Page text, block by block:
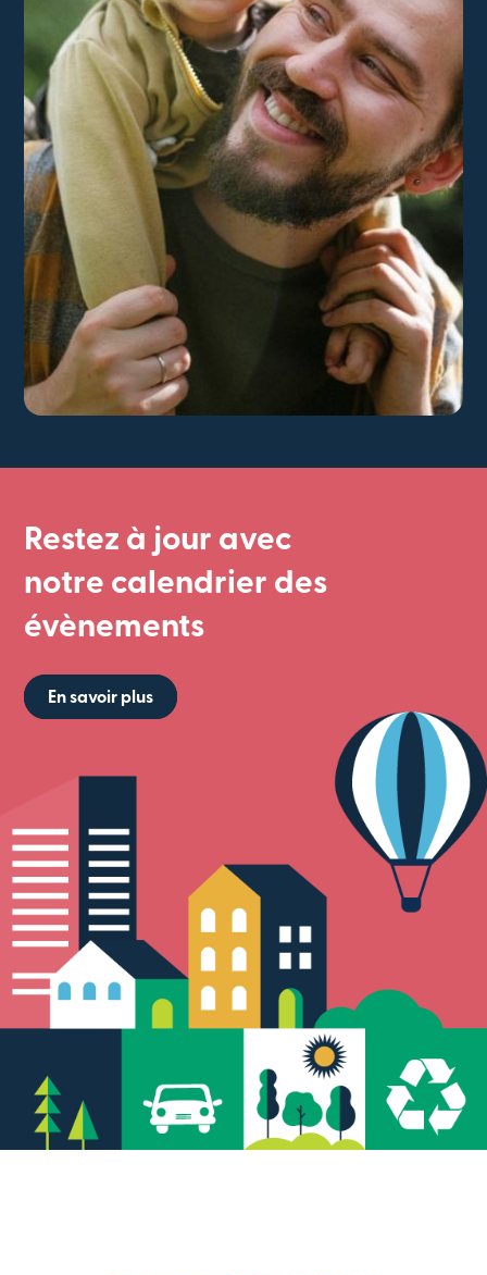
Restez à jour avec
notre calendrier des
évènements
En savoir plus